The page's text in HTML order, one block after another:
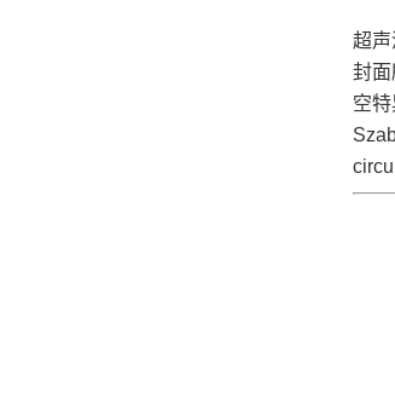
超
封
空特